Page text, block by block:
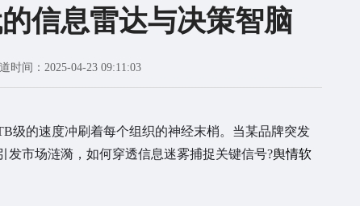
信息雷达与决策智脑
时间：2025-04-23 09:11:03
的速度冲刷着每个组织的神经末梢。当某品牌突发
市场涟漪，如何穿透信息迷雾捕捉关键信号?舆情软